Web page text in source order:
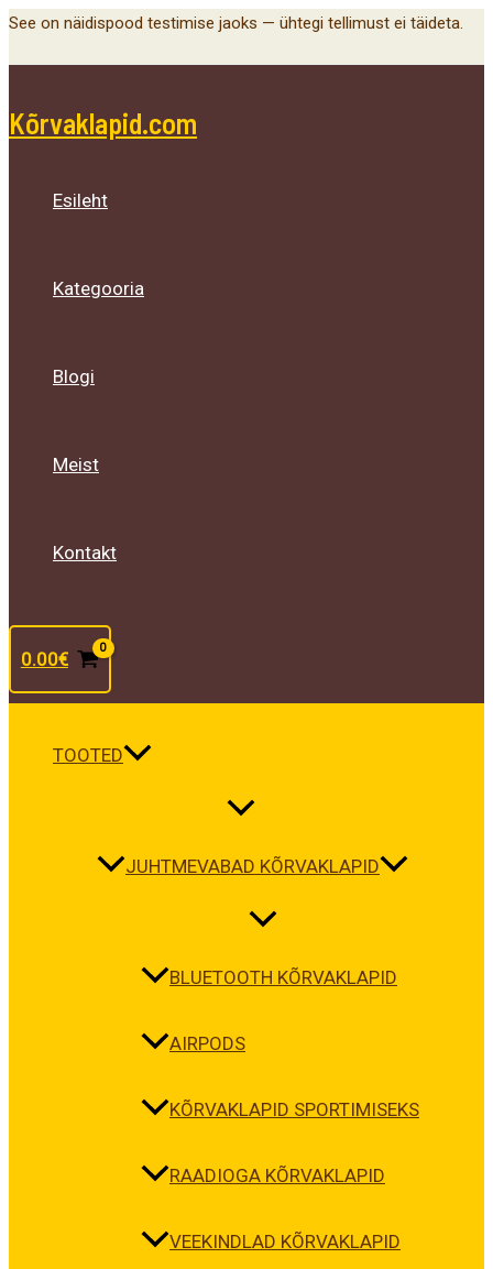
Skip
See on näidispood testimise jaoks — ühtegi tellimust ei täideta.
Kõrvaklapid.com
Esileht
Kategooria
Blogi
Meist
Kontakt
0.00€
TOOTED
Menu
Toggle
JUHTMEVABAD KÕRVAKLAPID
Menu
Toggle
BLUETOOTH KÕRVAKLAPID
AIRPODS
KÕRVAKLAPID SPORTIMISEKS
RAADIOGA KÕRVAKLAPID
VEEKINDLAD KÕRVAKLAPID
Menu
Toggle
Main
Menu